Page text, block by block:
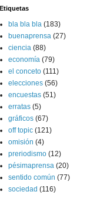
Etiquetas
bla bla bla (183)
buenaprensa (27)
ciencia (88)
economía (79)
el conceto (111)
elecciones (56)
encuestas (51)
erratas (5)
gráficos (67)
off topic (121)
omisión (4)
preriodismo (12)
pésimaprensa (20)
sentido común (77)
sociedad (116)